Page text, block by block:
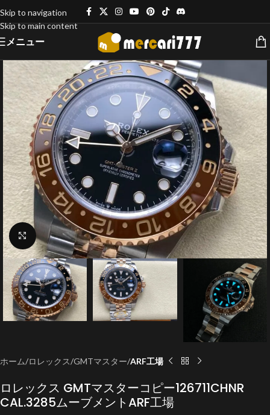
Skip to navigation
Skip to main content
メニュー
クリックで拡大
ホーム ロレックス GMTマスター ARF工場
ロレックス GMTマスターコピー126711CHNR
CAL.3285ムーブメントARF工場